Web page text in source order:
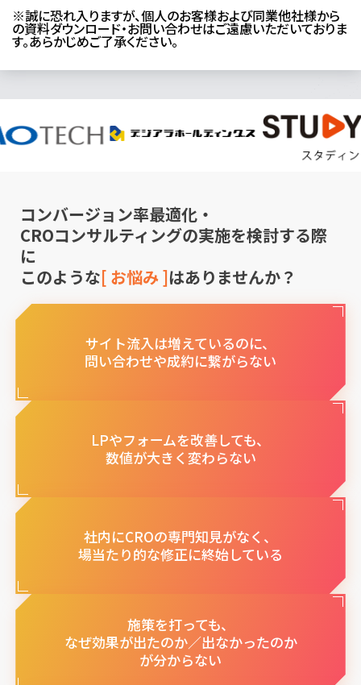
※誠に恐れ入りますが、個人のお客様および同業他社様から
の資料ダウンロード・お問い合わせはご遠慮いただいておりま
す。あらかじめご了承ください。
コンバージョン率最適化・
CROコンサルティングの実施を検討する際
に
このような[ お悩み ]はありませんか？
サイト流入は増えているのに、
問い合わせや成約に繋がらない
LPやフォームを改善しても、
数値が大きく変わらない
社内にCROの専門知見がなく、
場当たり的な修正に終始している
施策を打っても、
なぜ効果が出たのか／出なかったのか
が分からない